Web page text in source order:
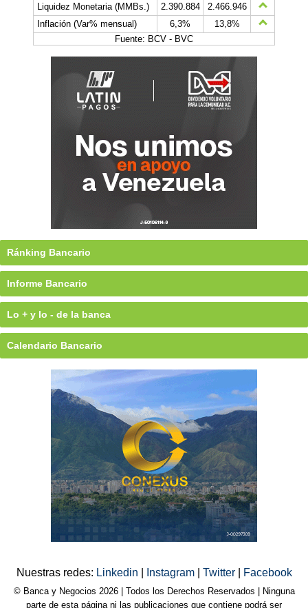
Liquidez Monetaria (MMBs.)
2.390.884
2.466.946
Inflación (Var% mensual)
6,3%
13,8%
Fuente: BCV - BVC
Ránking Bancario
Informe Bancario
Lo + y lo - de la banca
Calendario Bancario
Nuestras redes: Linkedin Instagram Twitter Facebook
© Banca y Negocios 2026 | Todos los Derechos Reservados | Ninguna
parte de esta página ni las publicaciones que contiene podrá ser